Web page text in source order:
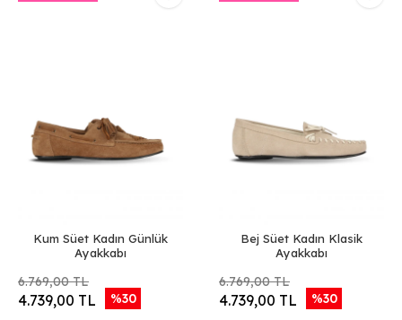
Kum Süet Kadın Günlük
Ayakkabı
6.769,00 TL
4.739,00 TL %30
Bej Süet Kadın Klasik
Ayakkabı
6.769,00 TL
4.739,00 TL %30